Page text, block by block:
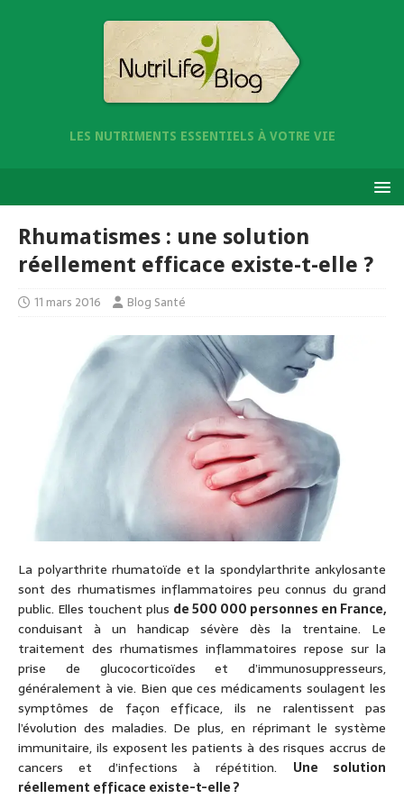
LES NUTRIMENTS ESSENTIELS À VOTRE VIE
Rhumatismes : une solution
réellement efficace existe-t-elle ?
11 mars 2016 Blog Santé
La polyarthrite rhumatoïde et la spondylarthrite ankylosante
sont des rhumatismes inflammatoires peu connus du grand
public. Elles touchent plus de 500 000 personnes en France,
conduisant à un handicap sévère dès la trentaine. Le
traitement des rhumatismes inflammatoires repose sur la
prise de glucocorticoïdes et d’immunosuppresseurs,
généralement à vie. Bien que ces médicaments soulagent les
symptômes de façon efficace, ils ne ralentissent pas
l’évolution des maladies. De plus, en réprimant le système
immunitaire, ils exposent les patients à des risques accrus de
cancers et d’infections à répétition. Une solution
réellement efficace existe-t-elle ?